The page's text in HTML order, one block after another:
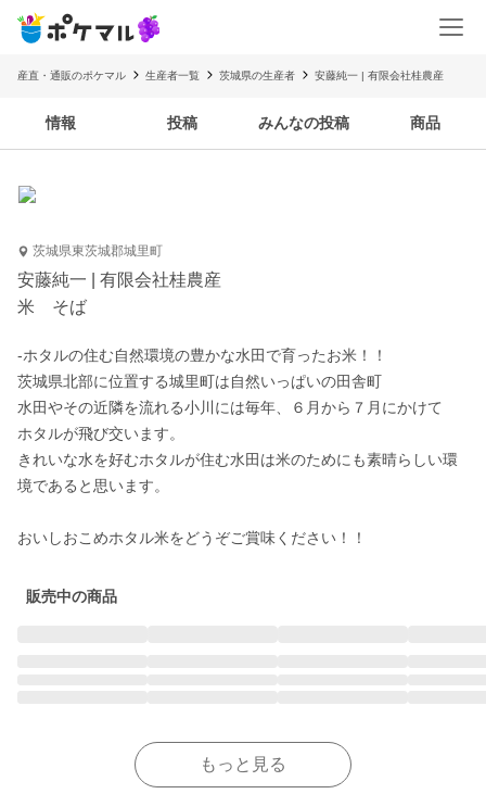
産直・通販のポケマル 生産者一覧 茨城県の生産者 安藤純一 | 有限会社桂農産
情報 投稿 みんなの投稿 商品
茨城県東茨城郡城里町
安藤純一 | 有限会社桂農産
米 そば
-ホタルの住む自然環境の豊かな水田で育ったお米！！
茨城県北部に位置する城里町は自然いっぱいの田舎町
水田やその近隣を流れる小川には毎年、６月から７月にかけて
ホタルが飛び交います。
きれいな水を好むホタルが住む水田は米のためにも素晴らしい環
境であると思います。
おいしおこめホタル米をどうぞご賞味ください！！
販売中の商品
もっと見る